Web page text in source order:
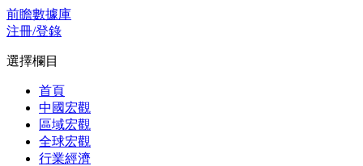
前瞻數據庫
注冊/登錄
選擇欄目
首頁
中國宏觀
區域宏觀
全球宏觀
行業經濟